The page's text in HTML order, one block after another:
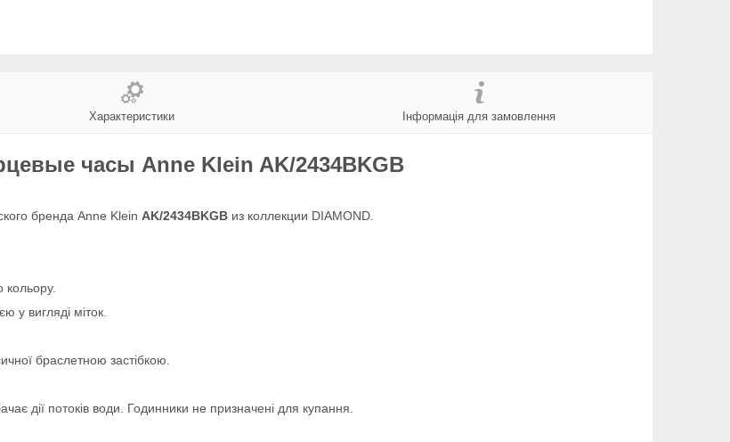
Характеристики Інформація для замовлення
часы Anne Klein AK/2434BKGB
бренда Anne Klein AK/2434BKGB из коллекции DIAMOND.
кольору.
у вигляді міток.
браслетною застібкою.
дії потоків води. Годинники не призначені для купання.